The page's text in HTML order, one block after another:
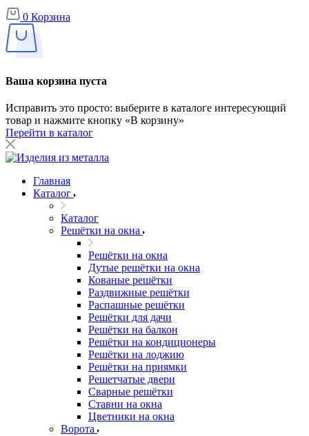
0 Корзина
Ваша корзина пуста
Исправить это просто: выберите в каталоге интересующий
товар и нажмите кнопку «В корзину»
Перейти в каталог
Главная
Каталог
Каталог
Решётки на окна
Решётки на окна
Дутые решётки на окна
Кованые решётки
Раздвижные решётки
Распашные решётки
Решётки для дачи
Решётки на балкон
Решётки на кондиционеры
Решётки на лоджию
Решётки на приямки
Решетчатые двери
Сварные решётки
Ставни на окна
Цветники на окна
Ворота